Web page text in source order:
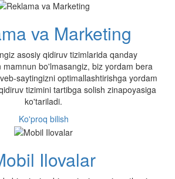
va Marketing
asosiy qidiruv tizimlarida qanday
mamnun bo'lmasangiz, biz yordam bera
saytingizni optimallashtirishga yordam
tizimini tartibga solish zinapoyasiga
ko'tariladi.
Ko'proq bilish
Ilovalar